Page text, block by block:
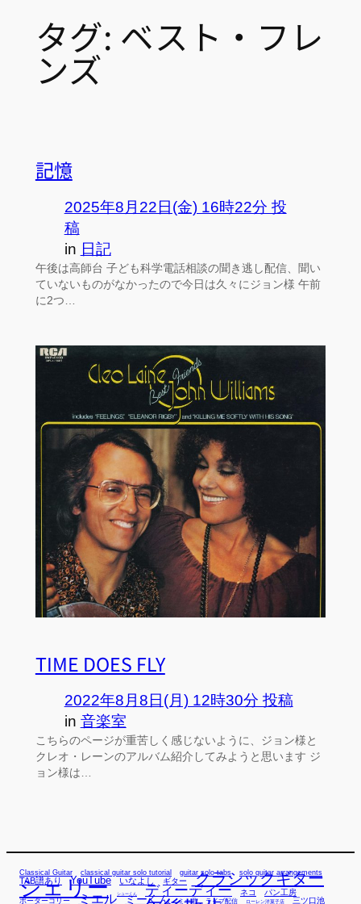
タグ: ベスト・フレ
ンズ
記憶
2025年8月22日(金) 16時22分 投
稿
in 日記
午後は高師台 子ども科学電話相談の聞き逃し配信、聞い
ていないものがなかったので今日は久々にジョン様 午前
に2つ…
TIME DOES FLY
2022年8月8日(月) 12時30分 投稿
in 音楽室
こちらのページが重苦しく感じないように、ジョン様と
クレオ・レーンのアルバム紹介してみようと思います ジ
ョン様は…
Classical Guitar classical guitar solo tutorial guitar solo tabs solo guitar arrangements
TAB譜あり YouTube いなよし ギター クラシックギター
シェリー シューくん ディーディー ネコ パン工房
ボーダーコリー ミエル ミーくん ミー君 ライブ配信 ローレン洋菓子店 三ツ口池